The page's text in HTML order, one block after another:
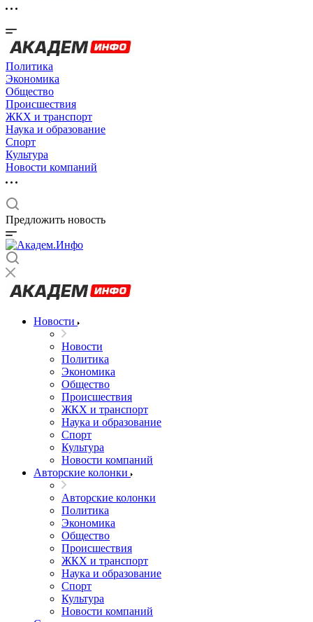
Политика
Экономика
Общество
Происшествия
ЖКХ и транспорт
Наука и образование
Спорт
Культура
Новости компаний
Предложить новость
Новости
Новости
Политика
Экономика
Общество
Происшествия
ЖКХ и транспорт
Наука и образование
Спорт
Культура
Новости компаний
Авторские колонки
Авторские колонки
Политика
Экономика
Общество
Происшествия
ЖКХ и транспорт
Наука и образование
Спорт
Культура
Новости компаний